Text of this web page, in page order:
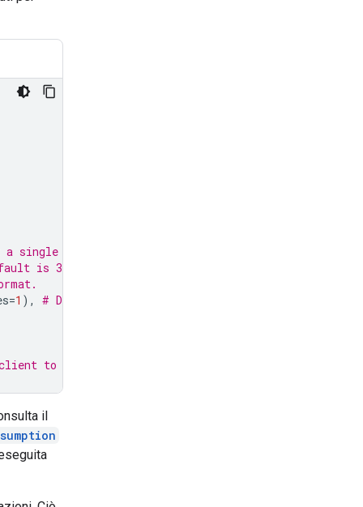
single session
is 30 minutes in the future
=1 ),
# Default 1 minute in the future
to use it
il